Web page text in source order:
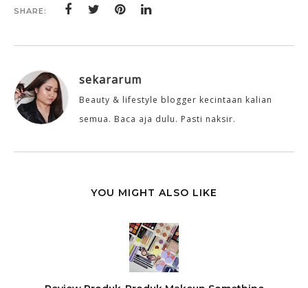
SHARE:
sekararum
Beauty & lifestyle blogger kecintaan kalian
semua. Baca aja dulu. Pasti naksir.
YOU MIGHT ALSO LIKE